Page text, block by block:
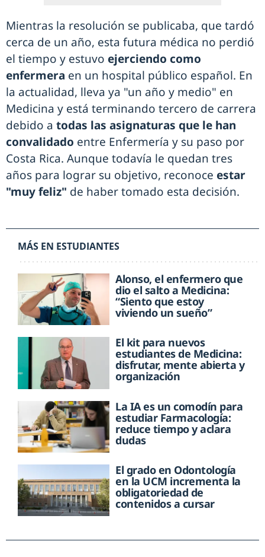
Mientras la resolución se publicaba, que tardó
cerca de un año, esta futura médica no perdió
el tiempo y estuvo ejerciendo como
enfermera en un hospital público español. En
la actualidad, lleva ya "un año y medio" en
Medicina y está terminando tercero de carrera
debido a todas las asignaturas que le han
convalidado entre Enfermería y su paso por
Costa Rica. Aunque todavía le quedan tres
años para lograr su objetivo, reconoce estar
"muy feliz" de haber tomado esta decisión.
MÁS EN ESTUDIANTES
Alonso, el enfermero que
dio el salto a Medicina:
“Siento que estoy
viviendo un sueño”
El kit para nuevos
estudiantes de Medicina:
disfrutar, mente abierta y
organización
La IA es un comodín para
estudiar Farmacología:
reduce tiempo y aclara
dudas
El grado en Odontología
en la UCM incrementa la
obligatoriedad de
contenidos a cursar